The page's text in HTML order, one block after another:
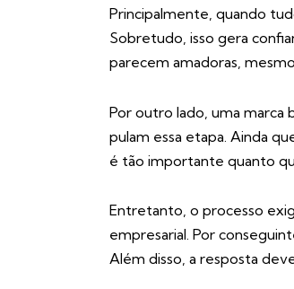
Principalmente, quando
Sobretudo, isso gera
parecem amadoras,
Por outro lado, uma marca
pulam essa etapa. Ainda
é tão importante quanto
Entretanto, o processo
empresarial. Por
Além disso, a resposta